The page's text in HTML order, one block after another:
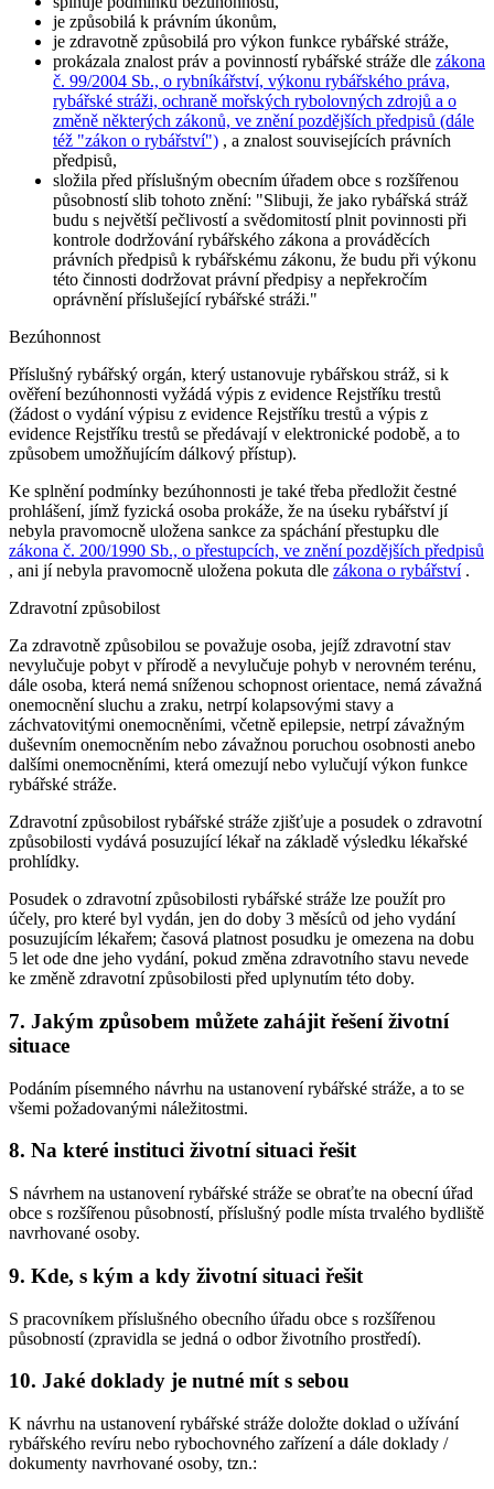
je způsobilá k právním úkonům,
je zdravotně způsobilá pro výkon funkce rybářské stráže,
prokázala znalost práv a povinností rybářské stráže dle zákona
č. 99/2004 Sb., o rybníkářství, výkonu rybářského práva,
rybářské stráži, ochraně mořských rybolovných zdrojů a o
změně některých zákonů, ve znění pozdějších předpisů (dále
též "zákon o rybářství") , a znalost souvisejících právních
předpisů,
složila před příslušným obecním úřadem obce s rozšířenou
působností slib tohoto znění: "Slibuji, že jako rybářská stráž
budu s největší pečlivostí a svědomitostí plnit povinnosti při
kontrole dodržování rybářského zákona a prováděcích
právních předpisů k rybářskému zákonu, že budu při výkonu
této činnosti dodržovat právní předpisy a nepřekročím
oprávnění příslušející rybářské stráži."
Bezúhonnost
Příslušný rybářský orgán, který ustanovuje rybářskou stráž, si k
ověření bezúhonnosti vyžádá výpis z evidence Rejstříku trestů
(žádost o vydání výpisu z evidence Rejstříku trestů a výpis z
evidence Rejstříku trestů se předávají v elektronické podobě, a to
způsobem umožňujícím dálkový přístup).
Ke splnění podmínky bezúhonnosti je také třeba předložit čestné
prohlášení, jímž fyzická osoba prokáže, že na úseku rybářství jí
nebyla pravomocně uložena sankce za spáchání přestupku dle
zákona č. 200/1990 Sb., o přestupcích, ve znění pozdějších předpisů
, ani jí nebyla pravomocně uložena pokuta dle zákona o rybářství.
Zdravotní způsobilost
Za zdravotně způsobilou se považuje osoba, jejíž zdravotní stav
nevylučuje pobyt v přírodě a nevylučuje pohyb v nerovném terénu,
dále osoba, která nemá sníženou schopnost orientace, nemá závažná
onemocnění sluchu a zraku, netrpí kolapsovými stavy a
záchvatovitými onemocněními, včetně epilepsie, netrpí závažným
duševním onemocněním nebo závažnou poruchou osobnosti anebo
dalšími onemocněními, která omezují nebo vylučují výkon funkce
rybářské stráže.
Zdravotní způsobilost rybářské stráže zjišťuje a posudek o zdravotní
způsobilosti vydává posuzující lékař na základě výsledku lékařské
prohlídky.
Posudek o zdravotní způsobilosti rybářské stráže lze použít pro
účely, pro které byl vydán, jen do doby 3 měsíců od jeho vydání
posuzujícím lékařem; časová platnost posudku je omezena na dobu
5 let ode dne jeho vydání, pokud změna zdravotního stavu nevede
ke změně zdravotní způsobilosti před uplynutím této doby.
7. Jakým způsobem můžete zahájit řešení životní
situace
Podáním písemného návrhu na ustanovení rybářské stráže, a to se
všemi požadovanými náležitostmi.
8. Na které instituci životní situaci řešit
S návrhem na ustanovení rybářské stráže se obraťte na obecní úřad
obce s rozšířenou působností, příslušný podle místa trvalého bydliště
navrhované osoby.
9. Kde, s kým a kdy životní situaci řešit
S pracovníkem příslušného obecního úřadu obce s rozšířenou
působností (zpravidla se jedná o odbor životního prostředí).
10. Jaké doklady je nutné mít s sebou
K návrhu na ustanovení rybářské stráže doložte doklad o užívání
rybářského revíru nebo rybochovného zařízení a dále doklady /
dokumenty navrhované osoby, tzn.: